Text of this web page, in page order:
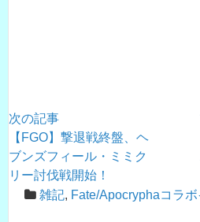
次の記事
【FGO】撃退戦終盤、ヘ
ブンズフィール・ミミク
リー討伐戦開始！
雑記, Fate/Apocryphaコラボ